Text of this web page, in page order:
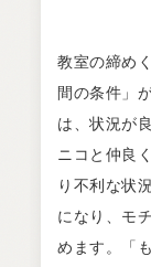
教室の締め
間の条件」
は、状況が
ニコと仲良
り不利な状
になり、モ
めます。「